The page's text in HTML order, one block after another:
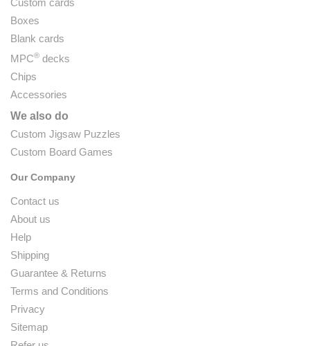
Boxes
Blank cards
MPC® decks
Chips
Accessories
We also do
Custom Jigsaw Puzzles
Custom Board Games
Our Company
Contact us
About us
Help
Shipping
Guarantee & Returns
Terms and Conditions
Privacy
Sitemap